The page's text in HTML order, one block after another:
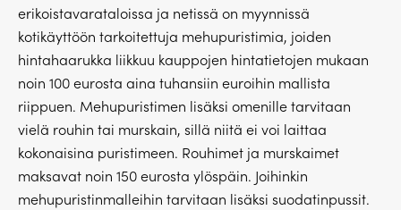
erikoistavarataloissa ja netissä on myynnissä
kotikäyttöön tarkoitettuja mehupuristimia, joiden
hintahaarukka liikkuu kauppojen hintatietojen mukaan
noin 100 eurosta aina tuhansiin euroihin mallista
riippuen. Mehupuristimen lisäksi omenille tarvitaan
vielä rouhin tai murskain, sillä niitä ei voi laittaa
kokonaisina puristimeen. Rouhimet ja murskaimet
maksavat noin 150 eurosta ylöspäin. Joihinkin
mehupuristinmalleihin tarvitaan lisäksi suodatinpussit.